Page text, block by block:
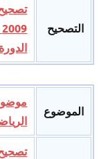
التصحيح
الموضوع